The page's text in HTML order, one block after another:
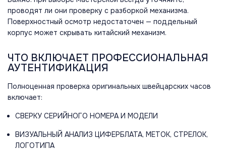
проводят ли они проверку с разборкой механизма.
Поверхностный осмотр недостаточен — поддельный
корпус может скрывать китайский механизм.
ЧТО ВКЛЮЧАЕТ ПРОФЕССИОНАЛЬНАЯ
АУТЕНТИФИКАЦИЯ
Полноценная проверка оригинальных швейцарских часов
включает:
СВЕРКУ СЕРИЙНОГО НОМЕРА И МОДЕЛИ
ВИЗУАЛЬНЫЙ АНАЛИЗ ЦИФЕРБЛАТА, МЕТОК, СТРЕЛОК,
ЛОГОТИПА